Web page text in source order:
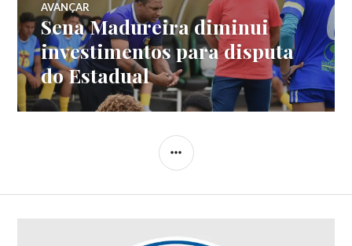
AVANÇAR
Sena Madureira diminui
investimentos para disputa
do Estadual